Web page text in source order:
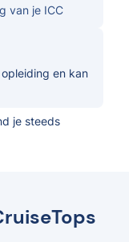
van je ICC
en kan
je steeds